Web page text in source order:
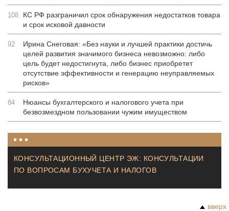
108
КС РФ разграничил срок обнаружения недостатков товара
и срок исковой давности
92
Ирина Снеговая: «Без науки и лучшей практики достичь
целей развития значимого бизнеса невозможно: либо
цель будет недостигнута, либо бизнес приобретет
отсутствие эффективности и генерацию неуправляемых
рисков»
84
Нюансы бухгалтерского и налогового учета при
безвозмездном пользовании чужим имуществом
КОНСУЛЬТАЦИОННЫЙ ЦЕНТР ЭЖ: КОНСУЛЬТАЦИИ
ПО ВОПРОСАМ БУХУЧЕТА И НАЛОГОВ
вверх